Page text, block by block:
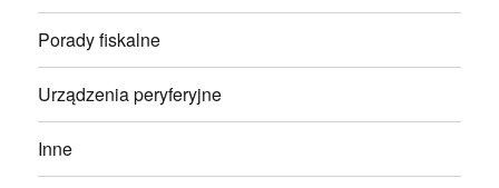
Porady fiskalne
Urządzenia peryferyjne
Inne